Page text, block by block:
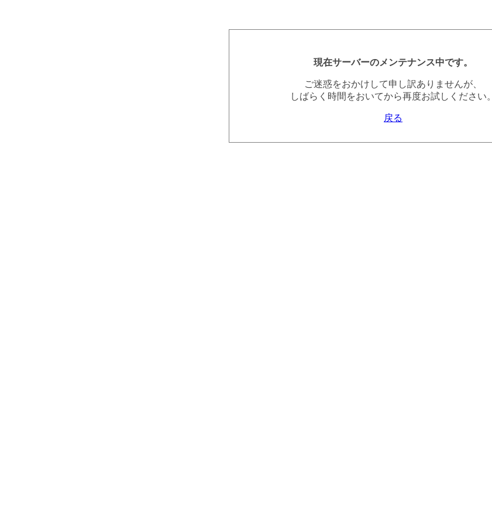
現在サーバーのメンテナンス中です。
ご迷惑をおかけして申し訳ありませんが、
しばらく時間をおいてから再度お試しください。
戻る